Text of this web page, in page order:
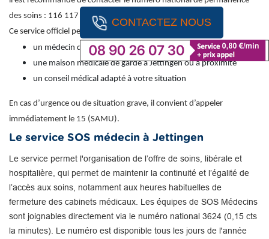
CONTACTEZ NOUS
des soins : 116 117 (appel gratuit).
Ce service officiel permet d’obtenir une orientation vers :
un médecin de garde
une maison médicale de garde à Jettingen ou à proximité
un conseil médical adapté à votre situation
En cas d’urgence ou de situation grave, il convient d’appeler
immédiatement le 15 (SAMU).
Le service SOS médecin à Jettingen
Le service permet l'organisation de l’offre de soins, libérale et
hospitalière, qui permet de maintenir la continuité et l’égalité de
l’accès aux soins, notamment aux heures habituelles de
fermeture des cabinets médicaux. Les équipes de SOS Médecins
sont joignables directement via le numéro national 3624 (0,15 cts
la minutes). Le numéro est disponible tous les jours de l'année